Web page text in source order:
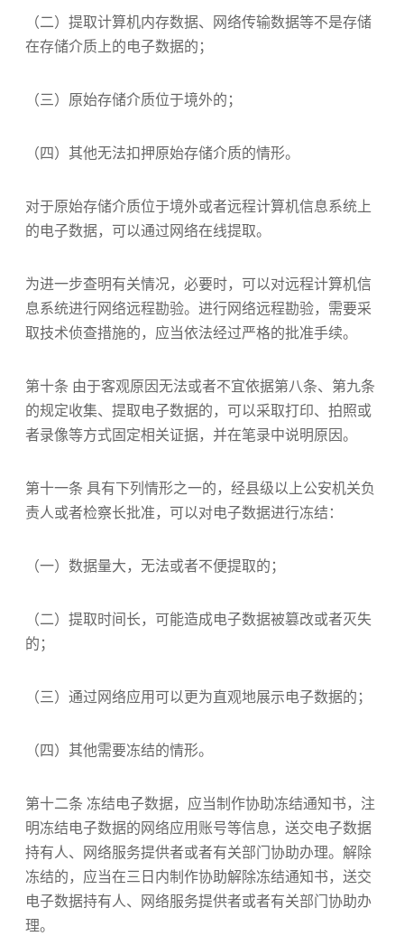
（二）提取计算机内存数据、网络传输数据等不是存储
在存储介质上的电子数据的；
（三）原始存储介质位于境外的；
（四）其他无法扣押原始存储介质的情形。
对于原始存储介质位于境外或者远程计算机信息系统上
的电子数据，可以通过网络在线提取。
为进一步查明有关情况，必要时，可以对远程计算机信
息系统进行网络远程勘验。进行网络远程勘验，需要采
取技术侦查措施的，应当依法经过严格的批准手续。
第十条 由于客观原因无法或者不宜依据第八条、第九条
的规定收集、提取电子数据的，可以采取打印、拍照或
者录像等方式固定相关证据，并在笔录中说明原因。
第十一条 具有下列情形之一的，经县级以上公安机关负
责人或者检察长批准，可以对电子数据进行冻结：
（一）数据量大，无法或者不便提取的；
（二）提取时间长，可能造成电子数据被篡改或者灭失
的；
（三）通过网络应用可以更为直观地展示电子数据的；
（四）其他需要冻结的情形。
第十二条 冻结电子数据，应当制作协助冻结通知书，注
明冻结电子数据的网络应用账号等信息，送交电子数据
持有人、网络服务提供者或者有关部门协助办理。解除
冻结的，应当在三日内制作协助解除冻结通知书，送交
电子数据持有人、网络服务提供者或者有关部门协助办
理。